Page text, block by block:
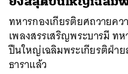
ทหารกองเกียรติยศถวายคว
เพลงสรรเสริญพระบารมี ท
ปืนใหญ่เฉลิมพระเกียรติฝ่า
ธาราแล้ว
ค้นหา